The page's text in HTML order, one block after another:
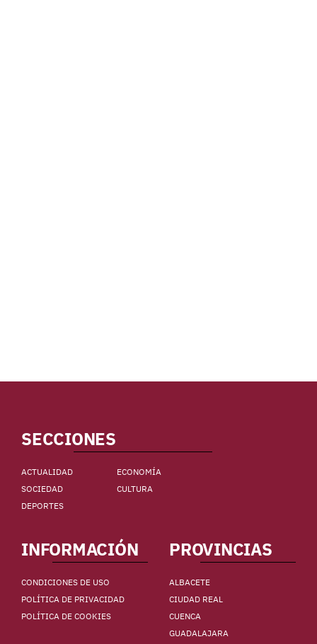
SECCIONES
ACTUALIDAD
ECONOMÍA
SOCIEDAD
CULTURA
DEPORTES
INFORMACIÓN
CONDICIONES DE USO
POLÍTICA DE PRIVACIDAD
POLÍTICA DE COOKIES
PROVINCIAS
ALBACETE
CIUDAD REAL
CUENCA
GUADALAJARA